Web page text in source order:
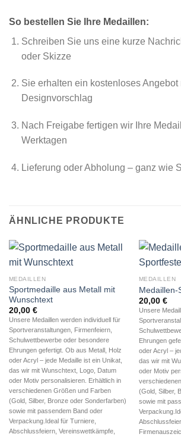
So bestellen Sie Ihre Medaillen:
Schreiben Sie uns eine kurze
oder Skizze
Sie erhalten ein kostenloses Angebot
Designvorschlag
Nach Freigabe fertigen wir Ihre
Werktagen
Lieferung oder Abholung – ganz wie
ÄHNLICHE PRODUKTE
MEDAILLEN
Sportmedaille aus Metall mit
Wunschtext
20,00 €
Unsere Medaillen werden individuell für
Sportveranstaltungen, Firmenfeiern,
Schulwettbewerbe oder besondere
Ehrungen gefertigt. Ob aus Metall, Holz
oder Acryl – jede Medaille ist ein Unikat,
das wir mit Wunschtext, Logo, Datum
oder Motiv personalisieren. Erhältlich in
verschiedenen Größen und Farben
(Gold, Silber, Bronze oder Sonderfarben)
sowie mit passendem Band oder
Verpackung.Ideal für Turniere,
Abschlussfeiern, Vereinswettkämpfe,
MEDAILLEN
Medaillen-
20,00 €
Unsere
Ehrungen
oder Acryl –
das wir mit
oder Motiv
(Gold, Silber,
sowie mit